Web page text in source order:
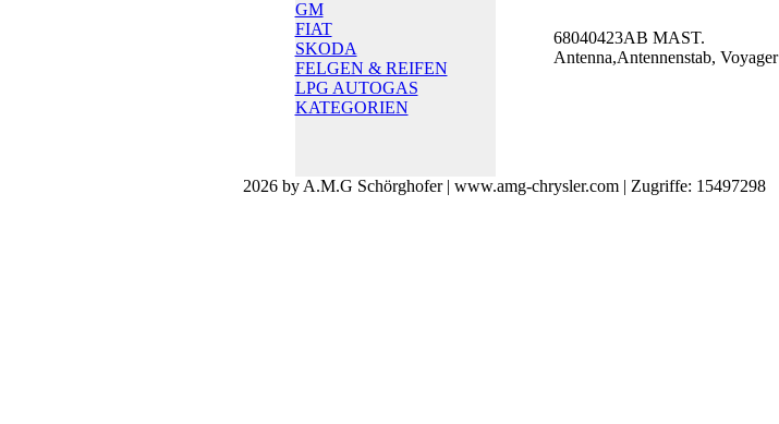
GM
FIAT
SKODA
FELGEN & REIFEN
LPG AUTOGAS
KATEGORIEN
68040423AB MAST.
Antenna,Antennenstab, Voyager
2026 by A.M.G Schörghofer | www.amg-chrysler.com | Zugriffe: 15497298